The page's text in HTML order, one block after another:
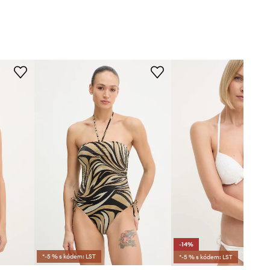
*-5 % s kódem: LST
-14%
*-5 % s kódem: LST